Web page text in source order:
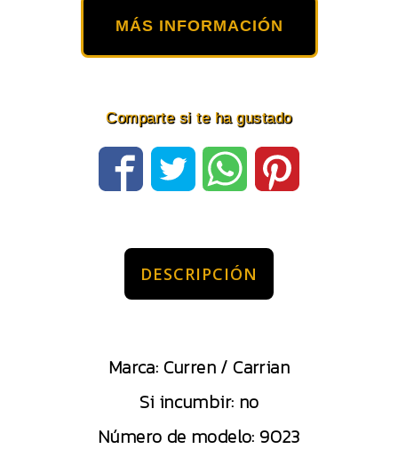
MÁS INFORMACIÓN
Comparte si te ha gustado
DESCRIPCIÓN
Marca: Curren / Carrian
Si incumbir: no
Número de modelo: 9023